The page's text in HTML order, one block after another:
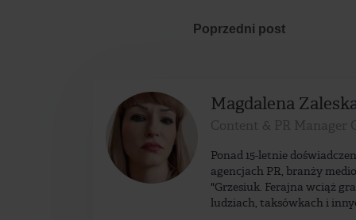
Poprzedni post
Magdalena
Ponad 15-letnie
agencjach PR, branży
"Grzesiuk. Ferajna wciąż
ludziach, taksówkach i